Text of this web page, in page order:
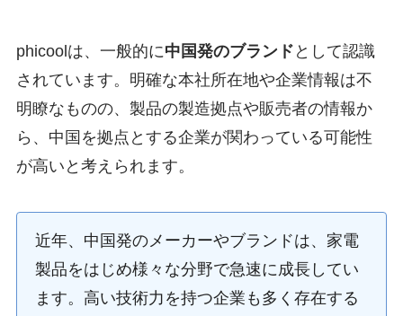
phicoolは、一般的に中国発のブランド として認識
されています。明確な本社所在地や企業情報は不
明瞭なものの、製品の製造拠点や販売者の情報か
ら、中国を拠点とする企業が関わっている可能性
が高いと考えられます。
近年、中国発のメーカーやブランドは、家電
製品をはじめ様々な分野で急速に成長してい
ます。高い技術力を持つ企業も多く存在する